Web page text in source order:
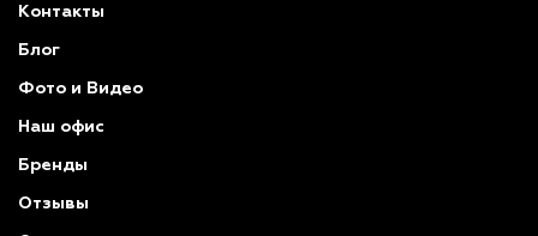
Контакты
Блог
Фото и Видео
Наш офис
Бренды
Отзывы